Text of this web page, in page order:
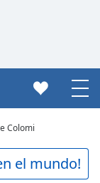
Colomi
el mundo!